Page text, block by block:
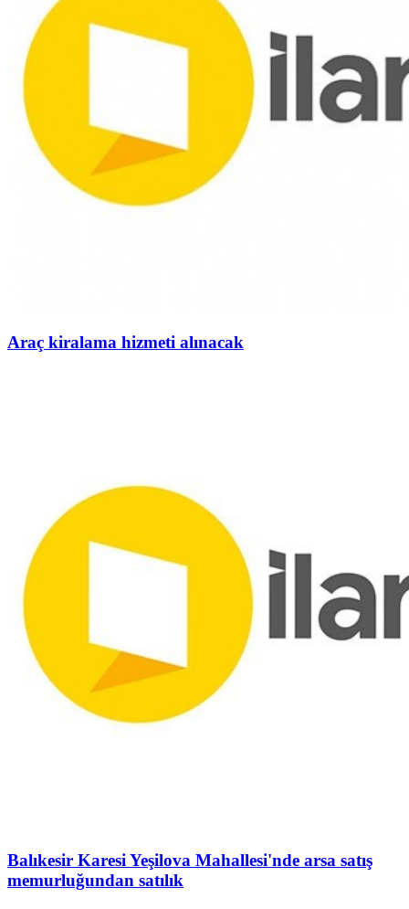
Araç kiralama hizmeti alınacak
Balıkesir Karesi Yeşilova Mahallesi'nde arsa satış
memurluğundan satılık